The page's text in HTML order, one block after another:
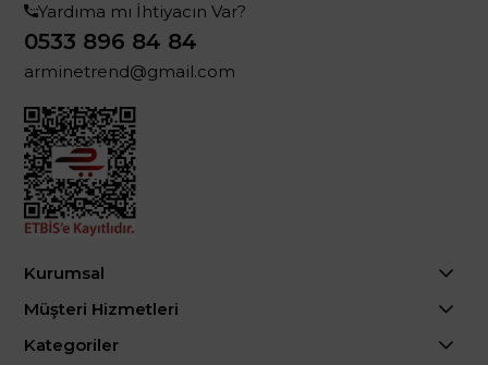
Yardıma mı İhtiyacın Var?
0533 896 84 84
arminetrend@gmail.com
Kurumsal
Müşteri Hizmetleri
Kategoriler